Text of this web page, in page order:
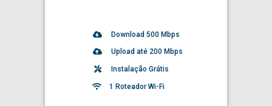
Download 500Mbps
Upload até 200 Mbps
Instalação Grátis
1 Roteador Wi-Fi